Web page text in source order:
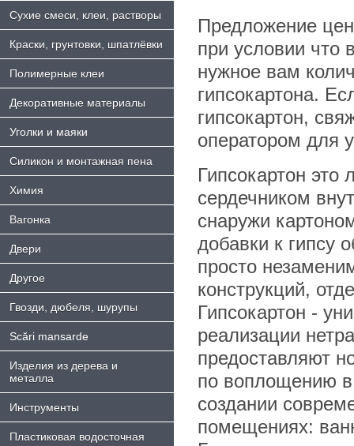
Сухие смеси, клеи, растворы
Краски, грунтовки, шпатлёвки
Полимерные клеи
Декоративные материалы
Уголки и маяки
Силикон и монтажная пена
Химия
Bагонка
Двери
Другое
Гвозди, дюбеля, шурупы
Scări mansarde
Изделия из дерева и
металла
Инструменты
Пластиковая водосточная
Предложение
при условии что
нужное вам
гипсокартона.
гипсокартон,
оператором для
Гипсокартон это
сердечником
снаружи
добавки к гипсу
просто
конструкций,
Гипсокартон -
реализации
предоставляют
по воплощению в
создании
помещениях: